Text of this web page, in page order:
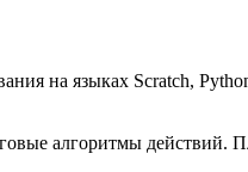
на языках Scratch,
алгоритмы действий.